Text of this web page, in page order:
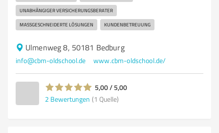
UNABHÄNGIGER VERSICHERUNGSBERATER
MASSGESCHNEIDERTE LÖSUNGEN KUNDENBETREUUNG
Ulmenweg 8, 50181 Bedburg
info@cbm-oldschool.de www.cbm-oldschool.de/
5,00 / 5,00
2 Bewertungen (1 Quelle)